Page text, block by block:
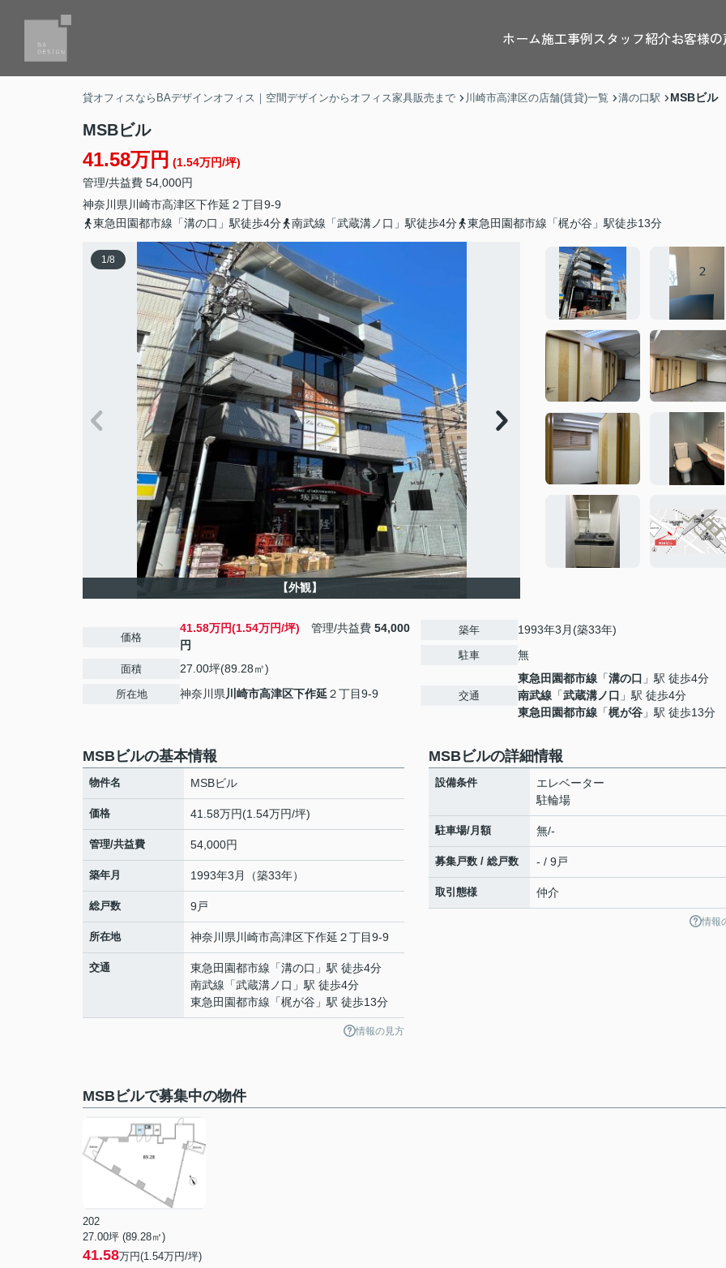
ホーム施工事例スタッフ紹介お客様
貸オフィスならBAデザインオフィス｜空間デザインからオフィス家具販売まで 川崎市高津区の店舗(賃貸)一覧 溝の口駅 MSBビル
MSBビル
41.58万円 (1.54万円/坪)
管理/共益費 54,000円
神奈川県 川崎市高津区下作延 ２丁目9‐9
東急田園都市線「溝の口」駅徒歩4分
南武線「武蔵溝ノ口」駅徒歩4分 東急田園都市線「梶が谷」駅徒歩13分
1/8
【外観】
価格
41.58万円(1.54万円/坪) 管理/共益費 54,000
円
面積 27.00坪(89.28㎡)
所在地 神奈川県川崎市高津区下作延 ２丁目9‐9
築年 1993年3月(築33年)
駐車 無
交通
東急田園都市線 「溝の口 」駅 徒歩4分
南武線 「武蔵溝ノ口 」駅 徒歩4分
東急田園都市線 「梶が谷 」駅 徒歩13分
MSBビルの基本情報
物件名 MSBビル
価格 41.58万円(1.54万円/坪)
管理/共益費 54,000円
築年月 1993年3月（築33年）
総戸数 9戸
所在地 神奈川県 川崎市高津区下作延 ２丁目9‐9
交通 東急田園都市線 「溝の口 」駅 徒歩4分
南武線 「武蔵溝ノ口 」駅 徒歩4分
東急田園都市線 「梶が谷 」駅 徒歩13分
情報の見方
MSBビルの詳細情報
設備条件
エレベーター
駐輪場
駐車場/月額 無/-
募集戸数 / 総戸数 - / 9戸
取引態様 仲介
情報
MSBビルで募集中の物件
202
27.00坪 (89.28㎡)
41.58万円(1.54万円/坪)